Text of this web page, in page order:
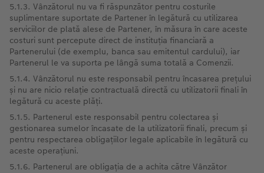
5.1.3. Vânzătorul nu va fi răspunzător pentru costurile
suplimentare suportate de Partener în legătură cu utilizarea
serviciilor de plată alese de Partener, în măsura în care aceste
costuri sunt percepute direct de instituția financiară a
Partenerului (de exemplu, banca sau emitentul cardului), iar
Partenerul le va suporta pe lângă suma totală a Comenzii.
5.1.4. Vânzătorul nu este responsabil pentru încasarea prețului
și nu are nicio relație contractuală directă cu utilizatorii finali în
legătură cu aceste plăți.
5.1.5. Partenerul este responsabil pentru colectarea și
gestionarea sumelor încasate de la utilizatorii finali, precum și
pentru respectarea obligațiilor legale aplicabile în legătură cu
aceste operațiuni.
5.1.6. Partenerul are obligația de a achita către Vânzător